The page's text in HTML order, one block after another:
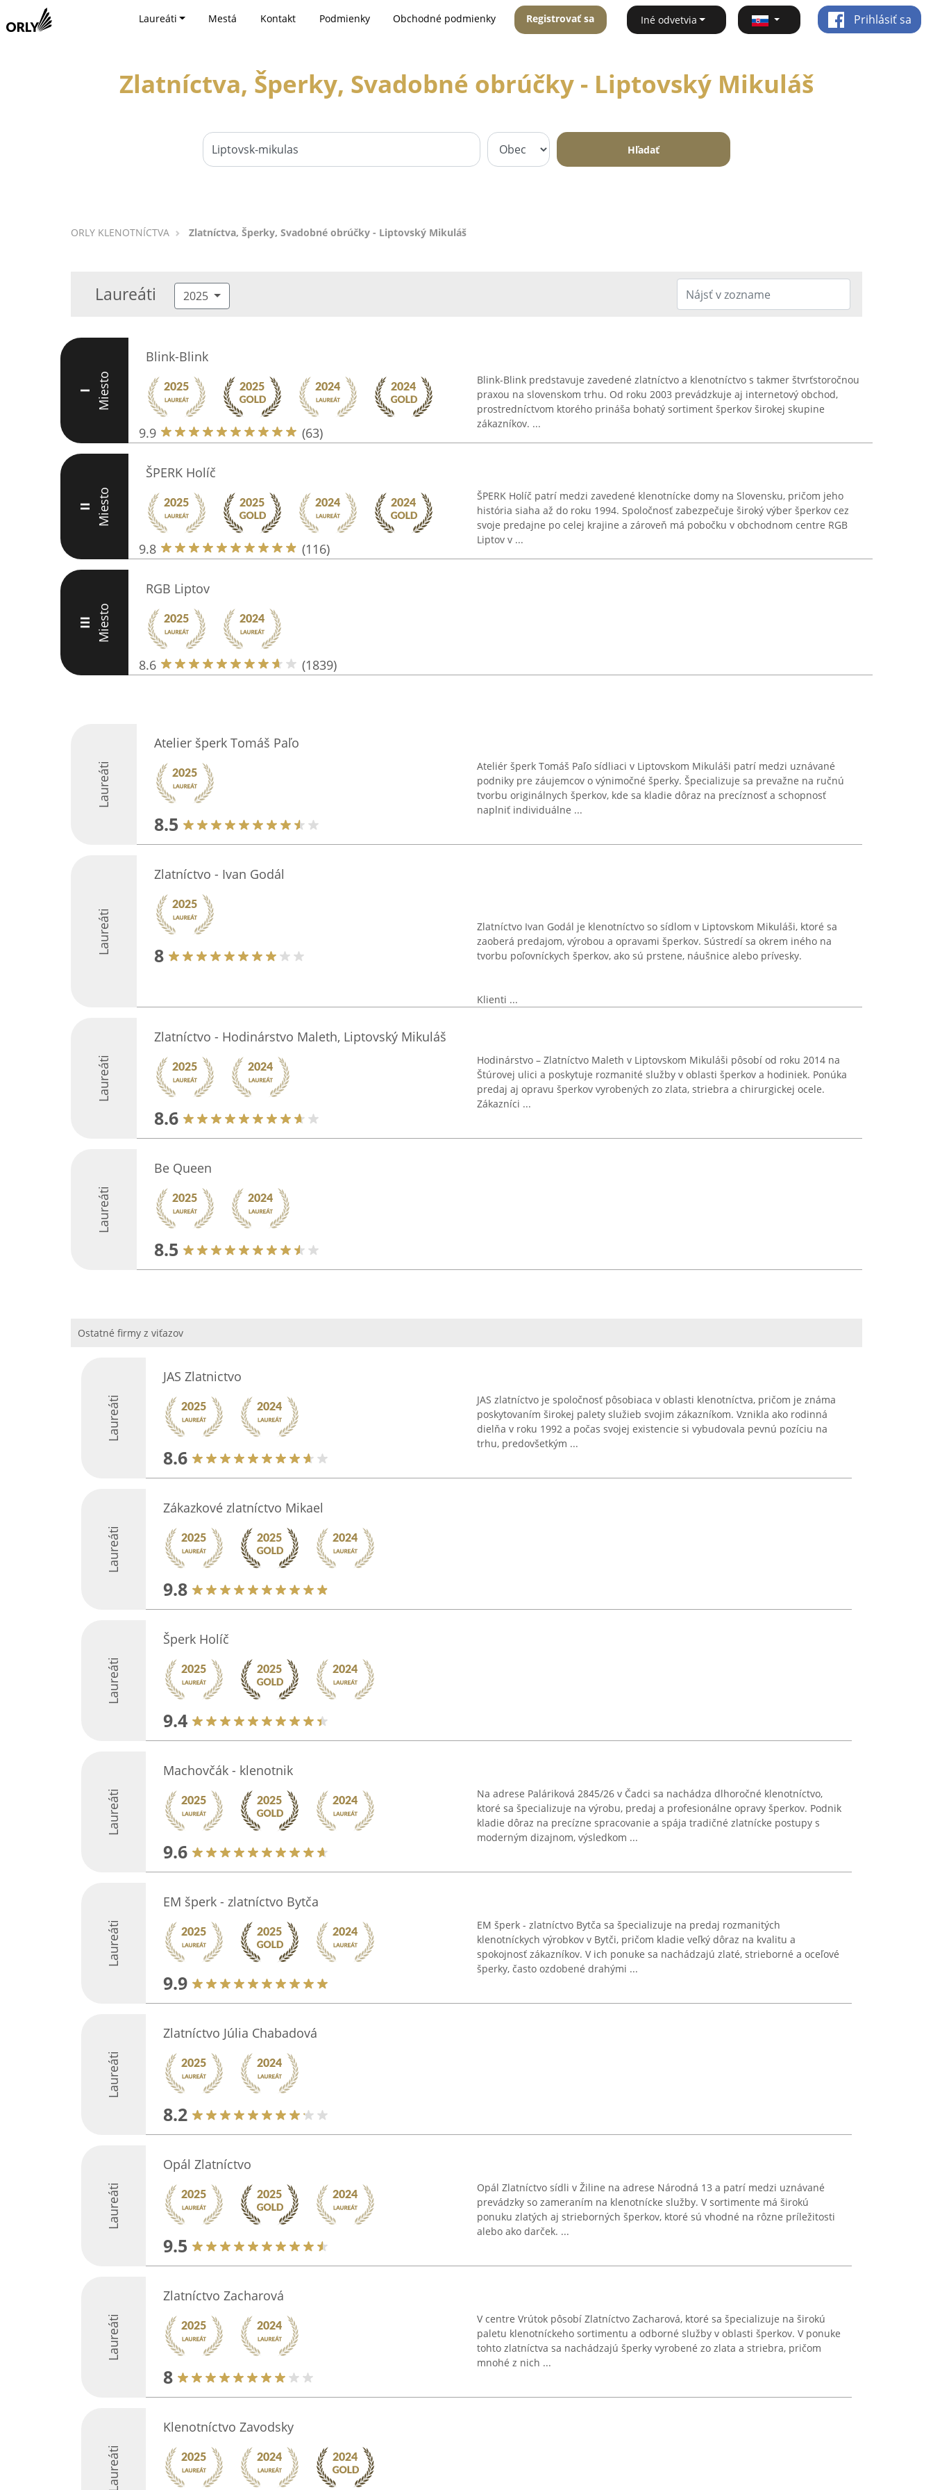
Laureáti Mestá Kontakt Podmienky Obchodné podmienky Registrovať sa Iné odvetvia Prihlásiť sa
Zlatníctva, Šperky, Svadobné obrúčky - Liptovský Mikuláš
Hľadať
ORLY KLENOTNÍCTVA Zlatníctva, Šperky, Svadobné obrúčky - Liptovský Mikuláš
Laureáti 2025
I Miesto
Blink-Blink
9.9 (63)
Blink-Blink predstavuje zavedené zlatníctvo a klenotníctvo s takmer štvrťstoročnou
praxou na slovenskom trhu. Od roku 2003 prevádzkuje aj internetový obchod,
prostredníctvom ktorého prináša bohatý sortiment šperkov širokej skupine
zákazníkov. ...
II Miesto
ŠPERK Holíč
9.8 (116)
ŠPERK Holíč patrí medzi zavedené klenotnícke domy na Slovensku, pričom jeho
história siaha až do roku 1994. Spoločnosť zabezpečuje široký výber šperkov cez
svoje predajne po celej krajine a zároveň má pobočku v obchodnom centre RGB
Liptov v ...
III Miesto
RGB Liptov
8.6 (1839)
Laureáti
Atelier šperk Tomáš Paľo
8.5
Ateliér šperk Tomáš Paľo sídliaci v Liptovskom Mikuláši patrí medzi uznávané
podniky pre záujemcov o výnimočné šperky. Špecializuje sa prevažne na ručnú
tvorbu originálnych šperkov, kde sa kladie dôraz na precíznosť a schopnosť
naplniť individuálne ...
Laureáti
Zlatníctvo - Ivan Godál
8
Zlatníctvo Ivan Godál je klenotníctvo so sídlom v Liptovskom Mikuláši, ktoré sa
zaoberá predajom, výrobou a opravami šperkov. Sústredí sa okrem iného na
tvorbu poľovníckych šperkov, ako sú prstene, náušnice alebo prívesky.
Klienti ...
Laureáti
Zlatníctvo - Hodinárstvo Maleth, Liptovský Mikuláš
8.6
Hodinárstvo – Zlatníctvo Maleth v Liptovskom Mikuláši pôsobí od roku 2014 na
Štúrovej ulici a poskytuje rozmanité služby v oblasti šperkov a hodiniek. Ponúka
predaj aj opravu šperkov vyrobených zo zlata, striebra a chirurgickej ocele.
Zákazníci ...
Laureáti
Be Queen
8.5
Ostatné firmy z viťazov
Laureáti
JAS Zlatnictvo
8.6
JAS zlatníctvo je spoločnosť pôsobiaca v oblasti klenotníctva, pričom je známa
poskytovaním širokej palety služieb svojim zákazníkom. Vznikla ako rodinná
dielňa v roku 1992 a počas svojej existencie si vybudovala pevnú pozíciu na
trhu, predovšetkým ...
Laureáti
Zákazkové zlatníctvo Mikael
9.8
Laureáti
Šperk Holíč
9.4
Laureáti
Machovčák - klenotnik
9.6
Na adrese Paláriková 2845/26 v Čadci sa nachádza dlhoročné klenotníctvo,
ktoré sa špecializuje na výrobu, predaj a profesionálne opravy šperkov. Podnik
kladie dôraz na precízne spracovanie a spája tradičné zlatnícke postupy s
moderným dizajnom, výsledkom ...
Laureáti
EM šperk - zlatníctvo Bytča
9.9
EM šperk - zlatníctvo Bytča sa špecializuje na predaj rozmanitých
klenotníckych výrobkov v Bytči, pričom kladie veľký dôraz na kvalitu a
spokojnosť zákazníkov. V ich ponuke sa nachádzajú zlaté, strieborné a oceľové
šperky, často ozdobené drahými ...
Laureáti
Zlatníctvo Júlia Chabadová
8.2
Laureáti
Opál Zlatníctvo
9.5
Opál Zlatníctvo sídli v Žiline na adrese Národná 13 a patrí medzi uznávané
prevádzky so zameraním na klenotnícke služby. V sortimente má širokú
ponuku zlatých aj strieborných šperkov, ktoré sú vhodné na rôzne príležitosti
alebo ako darček. ...
Laureáti
Zlatníctvo Zacharová
8
V centre Vrútok pôsobí Zlatníctvo Zacharová, ktoré sa špecializuje na širokú
paletu klenotníckeho sortimentu a odborné služby v oblasti šperkov. V ponuke
tohto zlatníctva sa nachádzajú šperky vyrobené zo zlata a striebra, pričom
mnohé z nich ...
Laureáti
Klenotníctvo Zavodsky